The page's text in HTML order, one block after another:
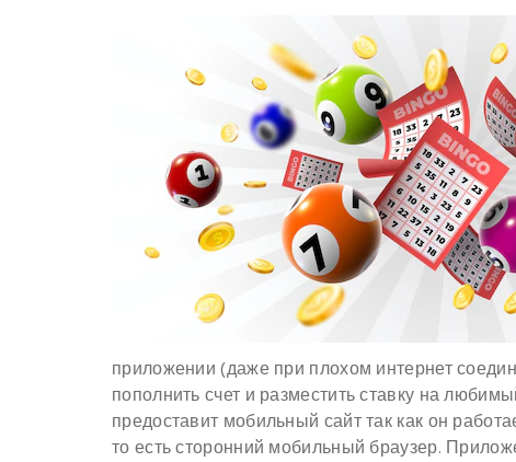
приложении (даже при плохом интернет
пополнить счет и разместить ставку на
предоставит мобильный сайт так как он
то есть сторонний мобильный браузер.